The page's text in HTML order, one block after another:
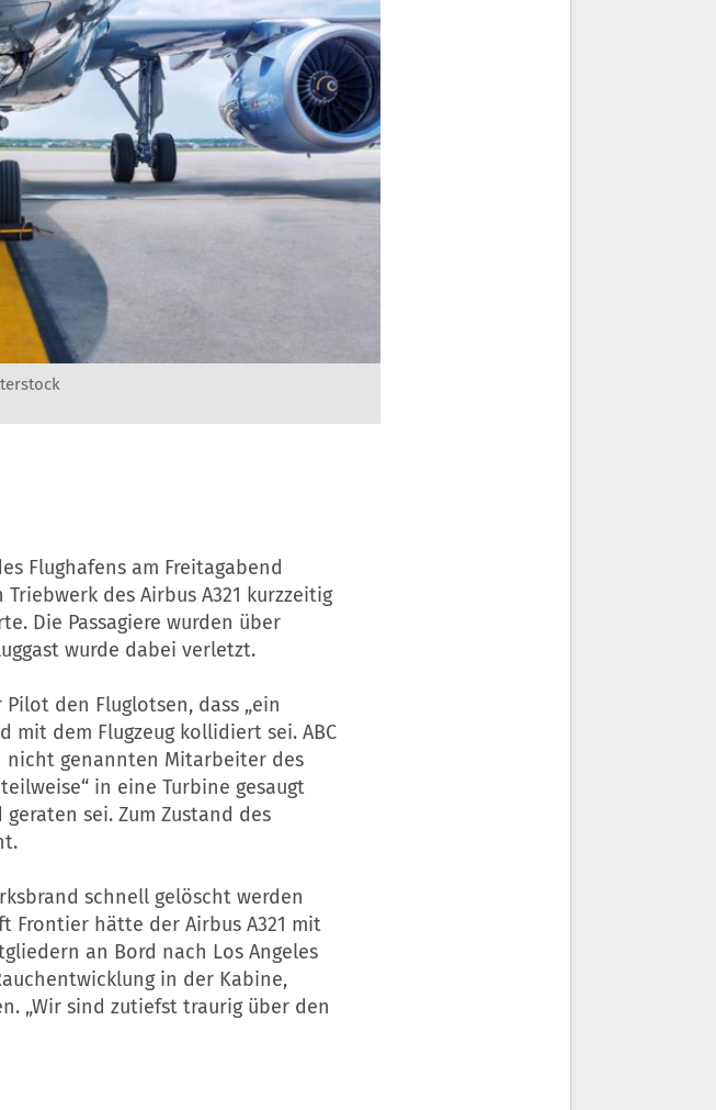
Flughafens am Freitagabend
des Airbus A321 kurzzeitig
Die Passagiere wurden über
wurde dabei verletzt.
den Fluglotsen, dass „ein
mit dem Flugzeug kollidiert sei. ABC
nicht genannten Mitarbeiter des
in eine Turbine gesaugt
sei. Zum Zustand des
schnell gelöscht werden
Frontier hätte der Airbus A321 mit
an Bord nach Los Angeles
in der Kabine,
„Wir sind zutiefst traurig über den